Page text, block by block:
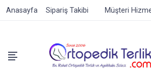
Anasayfa Sipariş Takibi Müşteri